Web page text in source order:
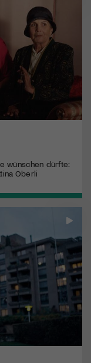
wünschen dürfte:
Oberli